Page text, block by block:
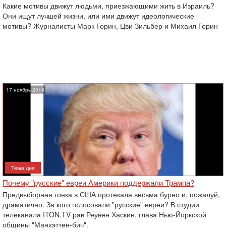
Какие мотивы движут людьми, приезжающими жить в Израиль?
Они ищут лучшей жизни, или ими движут идеологические
мотивы? Журналисты Марк Горин, Цви Зильбер и Михаил Горин
17 ноябрь 2016
Тема дня
Почему "русские" евреи Америки поддержали Трампа?
Предвыборная гонка в США протекала весьма бурно и, пожалуй,
драматично. За кого голосовали "русские" евреи? В студии
телеканала ITON.TV рав Реувен Хаскин, глава Нью-Йоркской
общины "Манхэттен-бич".